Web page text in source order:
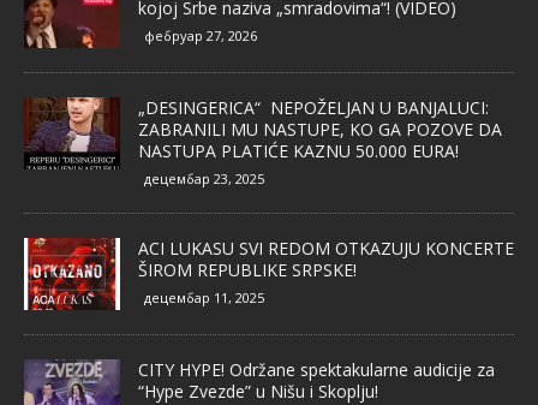
kojoj Srbe naziva „smradovima“! (VIDEO)
фебруар 27, 2026
„DESINGERICA“ NEPOŽELJAN U BANJALUCI:
ZABRANILI MU NASTUPE, KO GA POZOVE DA
NASTUPA PLATIĆE KAZNU 50.000 EURA!
децембар 23, 2025
ACI LUKASU SVI REDOM OTKAZUJU KONCERTE
ŠIROM REPUBLIKE SRPSKE!
децембар 11, 2025
CITY HYPE! Održane spektakularne audicije za
“Hype Zvezde” u Nišu i Skoplju!